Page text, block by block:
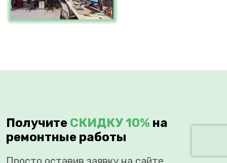
Получите СКИДКУ 10% на
ремонтные работы